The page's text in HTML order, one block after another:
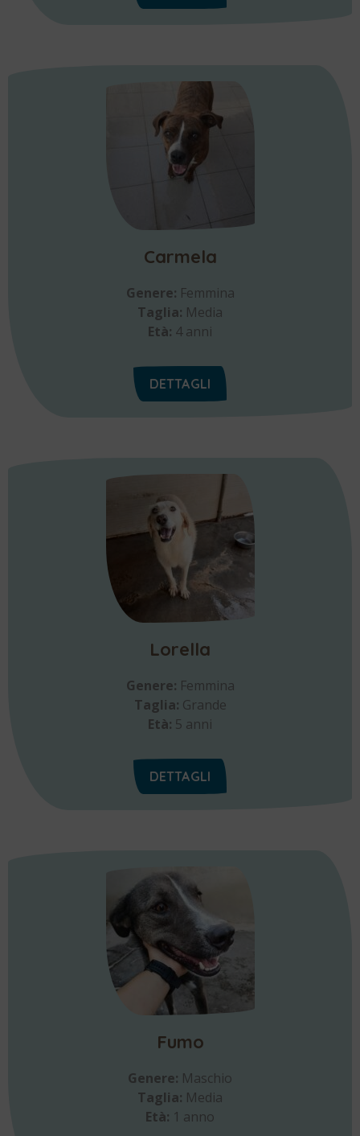
Carmela
Genere: Femmina
Taglia: Media
Età: 4 anni
DETTAGLI
Lorella
Genere: Femmina
Taglia: Grande
Età: 5 anni
DETTAGLI
Fumo
Genere: Maschio
Taglia: Media
Età: 1 anno